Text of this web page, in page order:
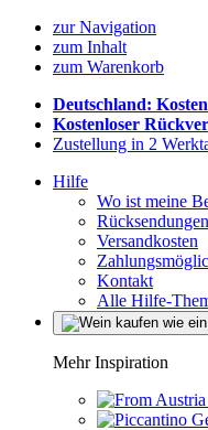
zur Navigation
zum Inhalt
zum Warenkorb
Deutschland:
Kostenloser
Zustellung in 2
Hilfe
Wo ist meine
Rücksendungen
Versandkosten
Kontakt
Alle Hilfe-
Mehr Inspiration